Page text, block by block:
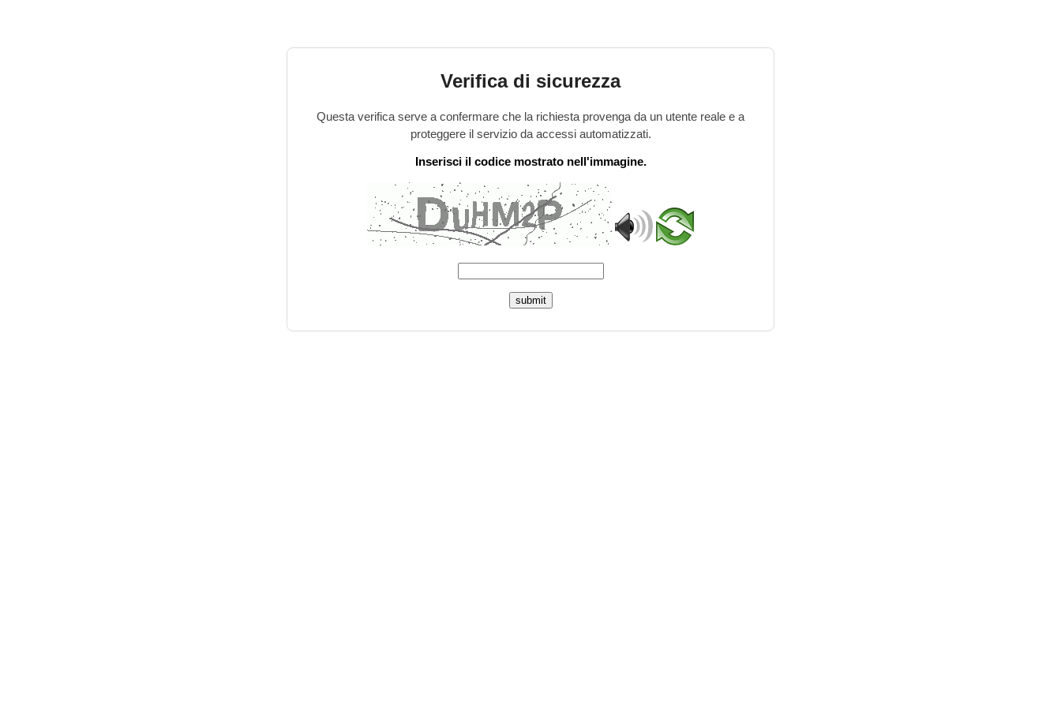
Verifica di sicurezza
Questa verifica serve a confermare che la richiesta provenga da un utente reale e a
proteggere il servizio da accessi automatizzati.
Inserisci il codice mostrato nell'immagine.
submit